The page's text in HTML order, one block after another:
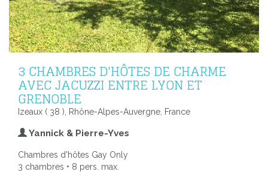
3 CHAMBRES D'HÔTES DE CHARME
AVEC JACUZZI ENTRE LYON ET
GRENOBLE
Izeaux ( 38 ), Rhône-Alpes-Auvergne, France
Yannick & Pierre-Yves
Chambres d'hôtes Gay Only
3 chambres • 8 pers. max.